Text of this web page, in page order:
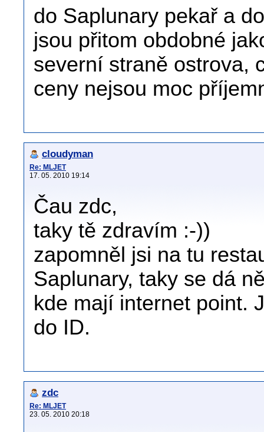
do Saplunary pekař a
jsou přitom obdobné
severní straně ostrova,
ceny nejsou moc
cloudyman
Re: MLJET
17. 05. 2010 19:14
Čau zdc,
taky tě zdravím :-))
zapomněl jsi na tu
Saplunary, taky se dá
kde mají internet point.
do ID.
zdc
Re: MLJET
23. 05. 2010 20:18